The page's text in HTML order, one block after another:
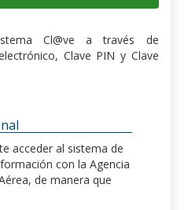
Cl@ve a través de
Clave PIN y Clave
acceder al sistema de
con la Agencia
de manera que